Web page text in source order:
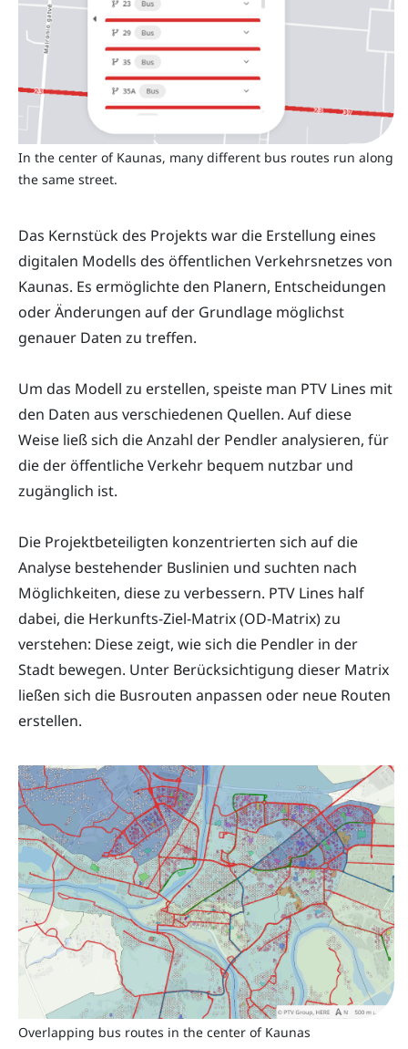
In the center of Kaunas, many different bus routes run along
the same street.
Das Kernstück des Projekts war die Erstellung eines
digitalen Modells des öffentlichen Verkehrsnetzes von
Kaunas. Es ermöglichte den Planern, Entscheidungen
oder Änderungen auf der Grundlage möglichst
genauer Daten zu treffen.
Um das Modell zu erstellen, speiste man PTV Lines mit
den Daten aus verschiedenen Quellen. Auf diese
Weise ließ sich die Anzahl der Pendler analysieren, für
die der öffentliche Verkehr bequem nutzbar und
zugänglich ist.
Die Projektbeteiligten konzentrierten sich auf die
Analyse bestehender Buslinien und suchten nach
Möglichkeiten, diese zu verbessern. PTV Lines half
dabei, die Herkunfts-Ziel-Matrix (OD-Matrix) zu
verstehen: Diese zeigt, wie sich die Pendler in der
Stadt bewegen. Unter Berücksichtigung dieser Matrix
ließen sich die Busrouten anpassen oder neue Routen
erstellen.
Overlapping bus routes in the center of Kaunas